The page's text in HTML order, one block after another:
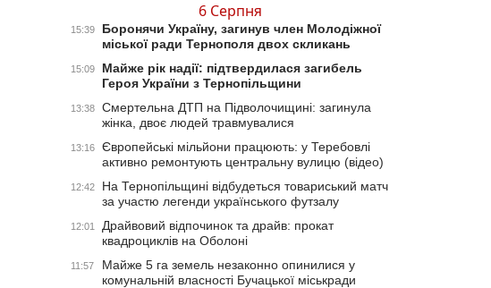
6 Серпня
15:39
Боронячи Україну, загинув член Молодіжної
міської ради Тернополя двох скликань
15:09
Майже рік надії: підтвердилася загибель
Героя України з Тернопільщини
13:38
Смертельна ДТП на Підволочищині: загинула
жінка, двоє людей травмувалися
13:16
Європейські мільйони працюють: у Теребовлі
активно ремонтують центральну вулицю (відео)
12:42
На Тернопільщині відбудеться товариський матч
за участю легенди українського футзалу
12:01
Драйвовий відпочинок та драйв: прокат
квадроциклів на Оболоні
11:57
Майже 5 га земель незаконно опинилися у
комунальній власності Бучацької міськради